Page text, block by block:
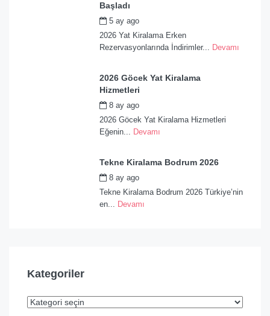
Başladı
5 ay ago
2026 Yat Kiralama Erken
Rezervasyonlarında İndirimler... Devamı
2026 Göcek Yat Kiralama
Hizmetleri
8 ay ago
2026 Göcek Yat Kiralama Hizmetleri
Eğenin... Devamı
Tekne Kiralama Bodrum 2026
8 ay ago
Tekne Kiralama Bodrum 2026 Türkiye’nin
en... Devamı
Kategoriler